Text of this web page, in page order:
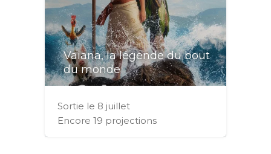
Vaiana, la légende du bout
du monde
Sortie le 8 juillet
Encore 19 projections